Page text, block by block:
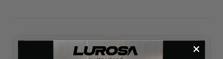
Weniger Hitze genügt